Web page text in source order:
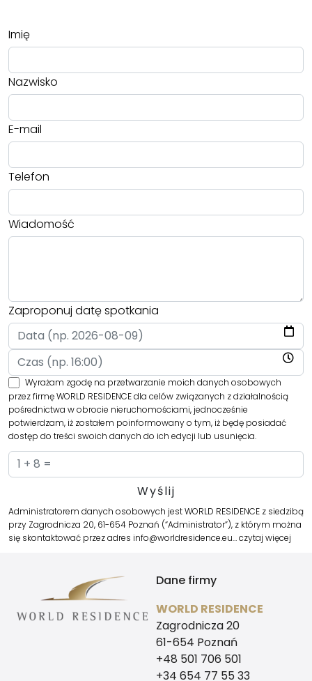
Imię
Nazwisko
E-mail
Telefon
Wiadomość
Zaproponuj datę spotkania
Wyrażam zgodę na przetwarzanie moich danych osobowych
przez firmę WORLD RESIDENCE dla celów związanych z działalnością
pośrednictwa w obrocie nieruchomościami, jednocześnie
potwierdzam, iż zostałem poinformowany o tym, iż będę posiadać
dostęp do treści swoich danych do ich edycji lub usunięcia.
Administratorem danych osobowych jest WORLD RESIDENCE z siedzibą
przy Zagrodnicza 20, 61-654 Poznań (“Administrator”), z którym można
się skontaktować przez adres info@worldresidence.eu…czytaj więcej
Dane firmy
WORLD RESIDENCE
Zagrodnicza 20
61-654 Poznań
+48 501 706 501
+34 654 77 55 33